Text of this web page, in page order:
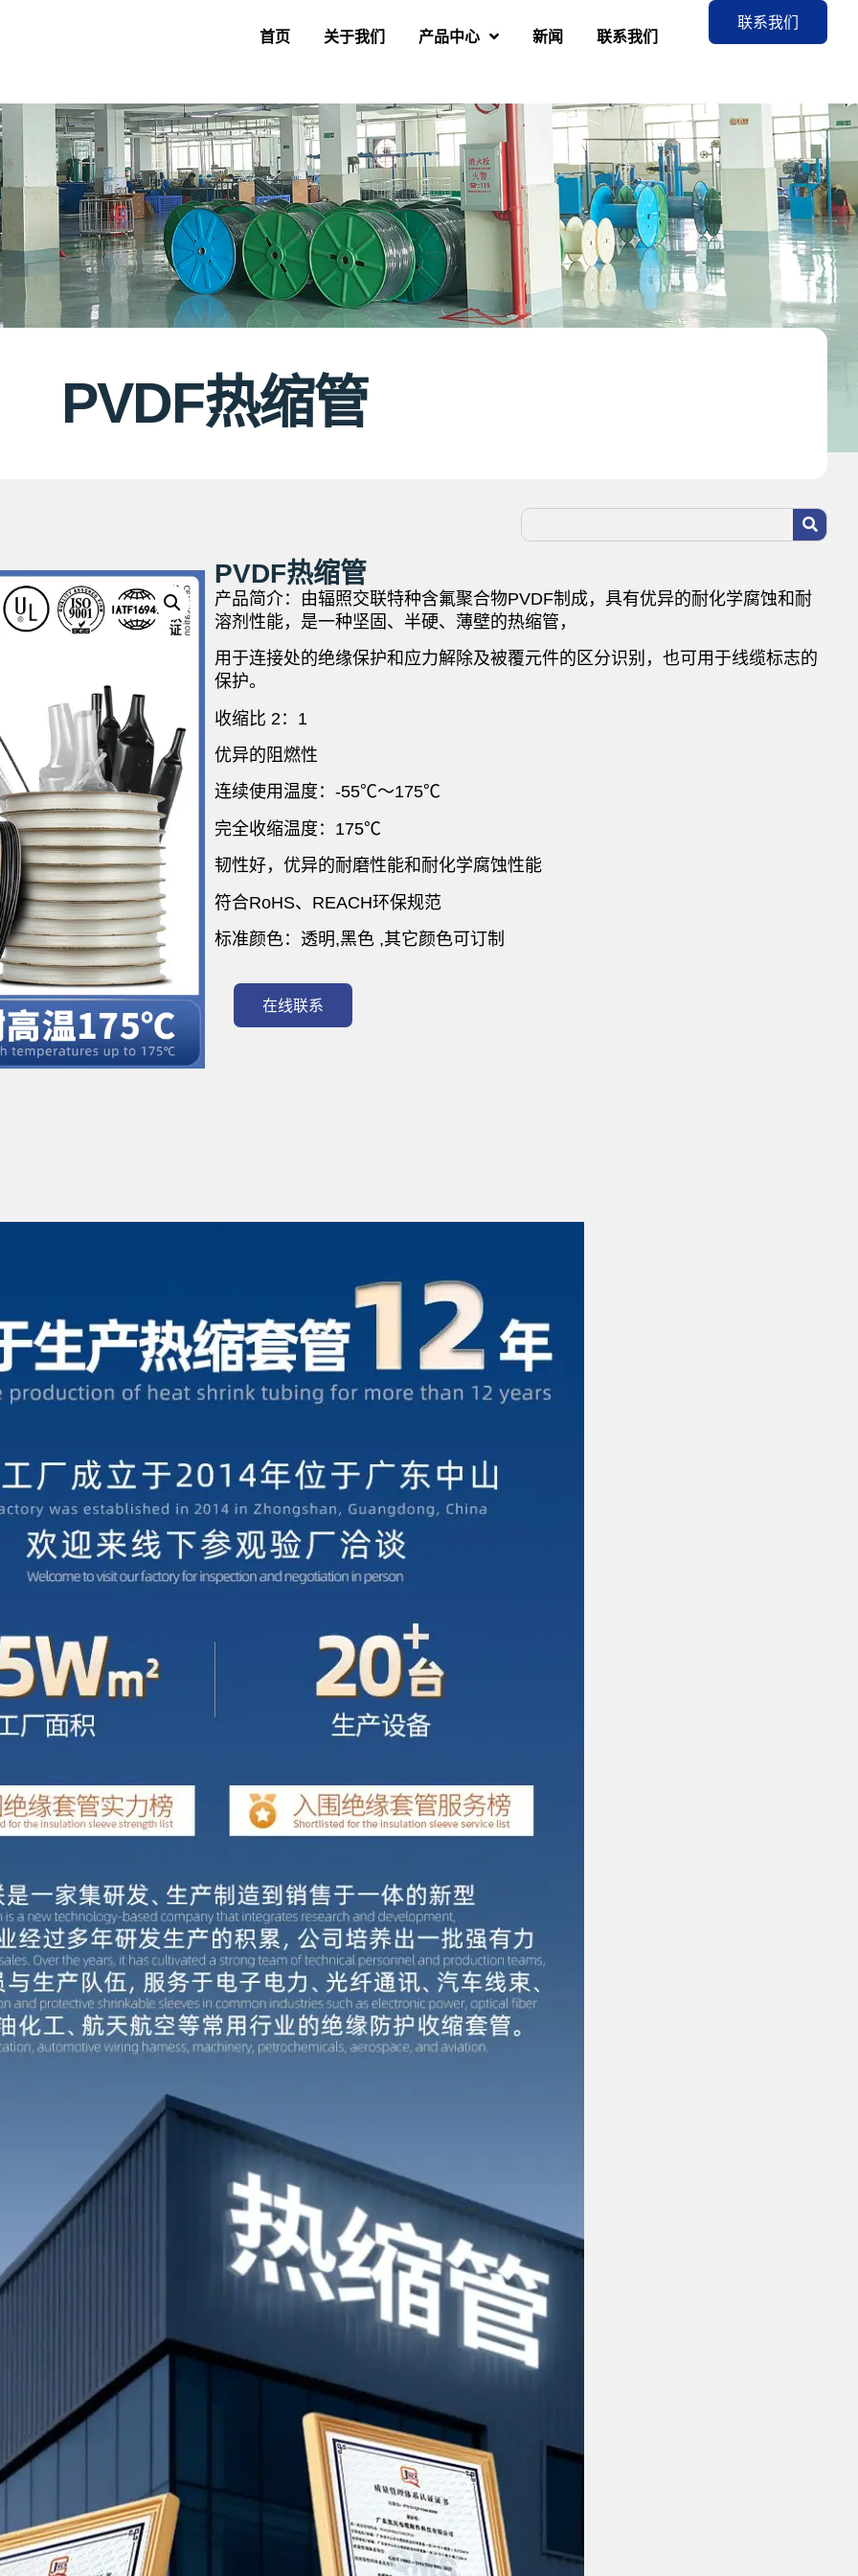
首页 关于我们 产品中心 新闻 联系我们
联系我们
PVDF热缩管
PVDF热缩管
产品简介：由辐照交联特种含氟聚合物PVDF制成，具有优异的耐化学腐蚀和耐
溶剂性能，是一种坚固、半硬、薄壁的热缩管，
用于连接处的绝缘保护和应力解除及被覆元件的区分识别，也可用于线缆标志的
保护。
收缩比 2：1
优异的阻燃性
连续使用温度：-55℃～175℃
完全收缩温度：175℃
韧性好，优异的耐磨性能和耐化学腐蚀性能
符合RoHS、REACH环保规范
标准颜色：透明,黑色 ,其它颜色可订制
在线联系